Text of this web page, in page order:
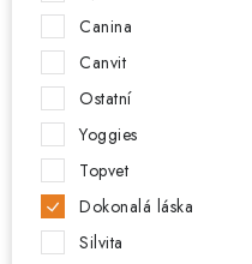
Canina
Canvit
Ostatní
Yoggies
Topvet
Dokonalá láska
Silvita